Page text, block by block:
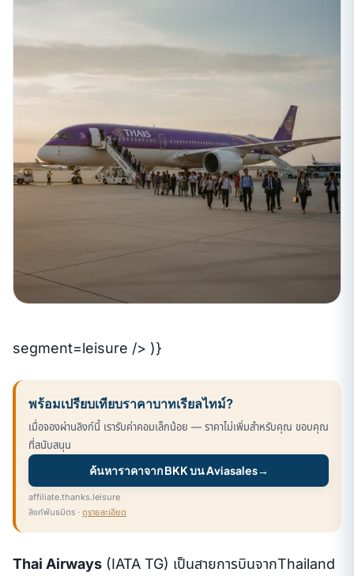
segment=leisure /> )}
พร้อมเปรียบเทียบราคาบาทเรียลไทม์?
เมื่อจองผ่านลิงก์นี้ เรารับค่าคอมเล็กน้อย — ราคาไม่เพิ่มสำหรับคุณ ขอบคุณ
ที่สนับสนุน
ค้นหาราคาจาก BKK บน Aviasales→
affiliate.thanks.leisure
ลิงก์พันธมิตร · ดูรายละเอียด
Thai Airways (IATA TG) เป็นสายการบินจากThailand